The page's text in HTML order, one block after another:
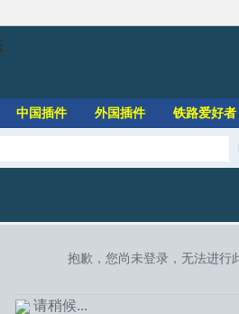
中国插件 外国插件 铁路爱好者
抱歉，您尚未登录，无法进行
请稍候...